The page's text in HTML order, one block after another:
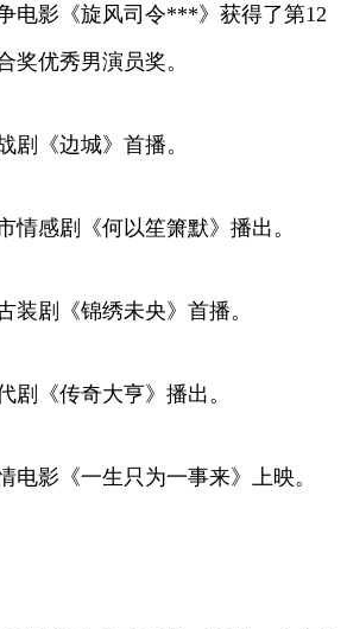
电影《旋风司令***》获得了第12
奖优秀男演员奖。
剧《边城》首播。
情感剧《何以笙箫默》播出。
装剧《锦绣未央》首播。
剧《传奇大亨》播出。
电影《一生只为一事来》上映。